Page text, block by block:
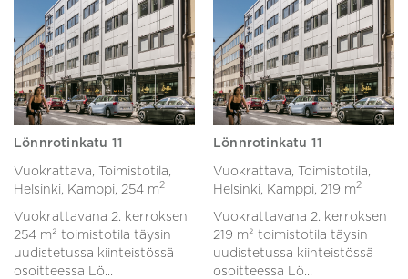
Lönnrotinkatu 11
Vuokrattava, Toimistotila,
Helsinki, Kamppi, 254 m2
Vuokrattavana 2. kerroksen
254 m² toimistotila täysin
uudistetussa kiinteistössä
osoitteessa Lö...
Lönnrotinkatu 11
Vuokrattava, Toimistotila,
Helsinki, Kamppi, 219 m2
Vuokrattavana 2. kerroksen
219 m² toimistotila täysin
uudistetussa kiinteistössä
osoitteessa Lö...